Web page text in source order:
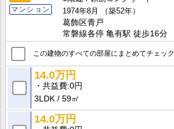
マンション
1974年8月
（築52年）
葛飾区青戸
常磐線各停 亀有駅 徒歩16分
この建物のすべての部屋にまとめてチェック
14.0万円
共益費 0円
3LDK
59㎡
14.0万円